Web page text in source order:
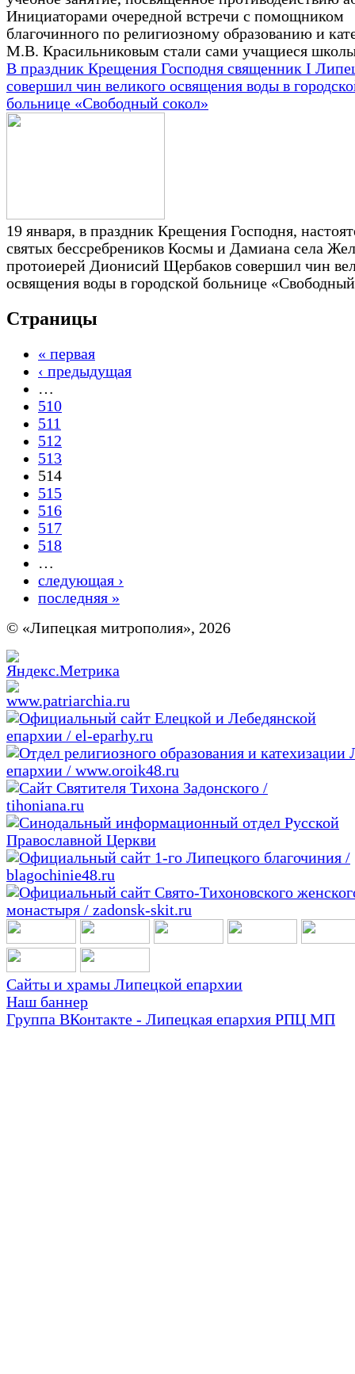
Инициаторами очередной встречи с помощником
благочинного по религиозному образованию и
М.В. Красильниковым стали сами учащиеся
В праздник Крещения Господня священник I
совершил чин великого освящения воды в
больнице «Свободный сокол»
19 января, в праздник Крещения Господня,
святых бессребреников Космы и Дамиана села
протоиерей Дионисий Щербаков совершил чин
освящения воды в городской больнице
Страницы
« первая
‹ предыдущая
…
510
511
512
513
514
515
516
517
518
…
следующая ›
последняя »
© «Липецкая митрополия», 2026
Сайты и храмы Липецкой епархии
Наш баннер
Группа ВКонтакте - Липецкая епархия РПЦ МП